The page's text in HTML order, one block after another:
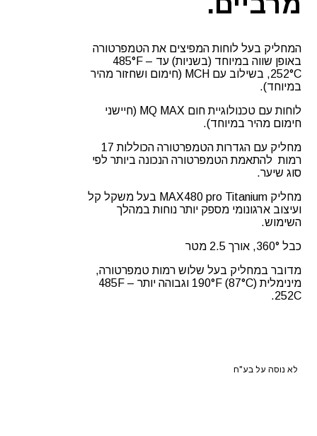
המחליק בעל לוחות המפיצים את הטמפרטורה
באופן שווה במיוחד (בשניות) עד 485°F –
252°C, בשילוב עם MCH (חימום ושחזור מהיר
במיוחד).
לוחות עם טכנולוגיית חום MQ MAX (חיישני
חימום מהיר במיוחד).
מחליק עם הגדרות הטמפרטורה הכוללות 17
רמות להתאמת הטמפרטורה הנכונה ביותר לפי
סוג שיער.
מחליק MAX480 pro Titanium בעל משקל קל
ועיצוב ארגונומי מספק יותר נוחות במהלך
השימוש.
כבל 360°, אורך 2.5 מטר
מדובר במחליק בעל שלוש רמות טמפרטורה,
מינימלית 190°F (87°C) וגבוהה יותר 485F –
252C.
לא נוסה על בע"ח